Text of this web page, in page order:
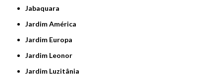
Jabaquara
Jardim América
Jardim Europa
Jardim Leonor
Jardim Luzitânia